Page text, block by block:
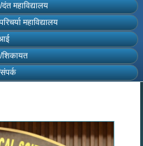
महाविद्यालय
महाविद्यालय